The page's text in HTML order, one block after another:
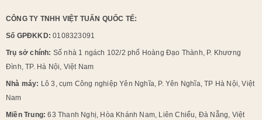
CÔNG TY TNHH VIỆT TUẤN QUỐC TẾ:
Số GPĐKKD: 0108323091
Trụ sở chính: Số nhà 1 ngách 102/2 phố Hoàng Đạo Thành, P. Khương
Đình, TP. Hà Nội, Việt Nam
Nhà máy: Lô 3, cụm Công nghiệp Yên Nghĩa, P. Yên Nghĩa, TP Hà Nội, Việt
Nam
Miền Trung:63 Thanh Nghị, Hòa Khánh Nam, Liên Chiểu, Đà Nẵng, Việt